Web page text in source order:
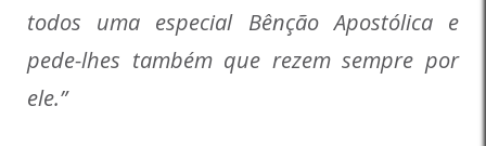
todos uma especial Bênção Apostólica e
pede-lhes também que rezem sempre por
ele.”